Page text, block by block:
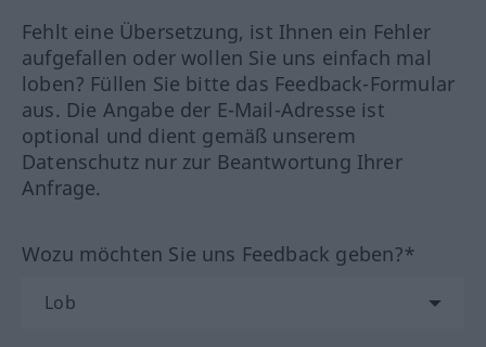
Fehlt eine Übersetzung, ist Ihnen ein Fehler
aufgefallen oder wollen Sie uns einfach mal
loben? Füllen Sie bitte das Feedback-Formular
aus. Die Angabe der E-Mail-Adresse ist
optional und dient gemäß unserem
Datenschutz nur zur Beantwortung Ihrer
Anfrage.
Wozu möchten Sie uns Feedback geben?*